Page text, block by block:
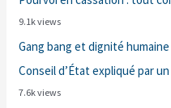
9.1k views
Gang bang et dignité
Conseil d’État expliqué par
7.6k views